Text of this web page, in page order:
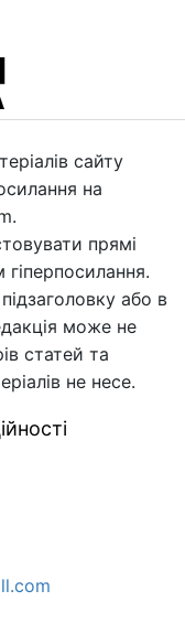
сайту
на
прямі
або в
може не
статей та
не несе.